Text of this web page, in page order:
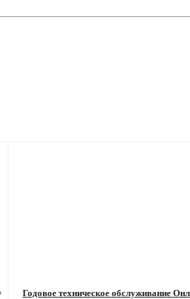
Годовое техническое обслуживание